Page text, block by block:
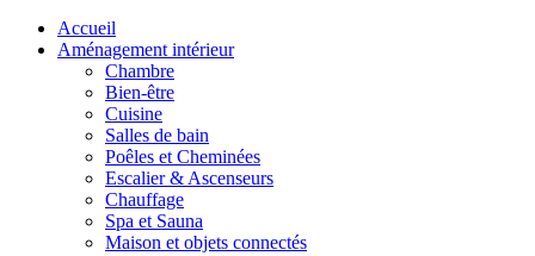
Accueil
Aménagement intérieur
Chambre
Bien-être
Cuisine
Salles de bain
Poêles et Cheminées
Escalier & Ascenseurs
Chauffage
Spa et Sauna
Maison et objets connectés